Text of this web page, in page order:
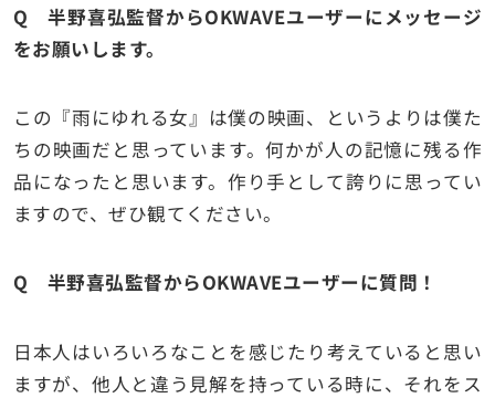
Q 半野喜弘監督からOKWAVEユーザーにメッセージ
をお願いします。
この『雨にゆれる女』は僕の映画、というよりは僕た
ちの映画だと思っています。何かが人の記憶に残る作
品になったと思います。作り手として誇りに思ってい
ますので、ぜひ観てください。
Q 半野喜弘監督からOKWAVEユーザーに質問！
日本人はいろいろなことを感じたり考えていると思い
ますが、他人と違う見解を持っている時に、それをス